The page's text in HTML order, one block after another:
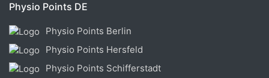
Physio Points DE
Physio Points Berlin
Physio Points Hersfeld
Physio Points Schifferstadt